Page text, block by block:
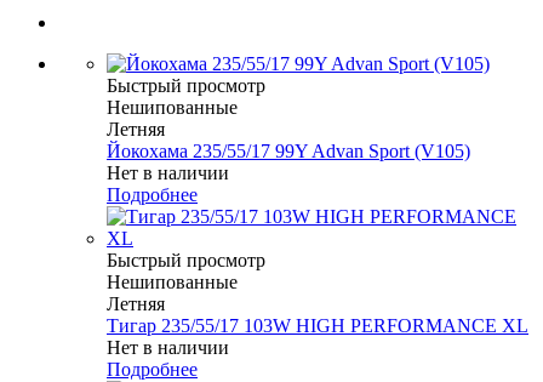
Быстрый просмотр
Нешипованные
Летняя
Йокохама 235/55/17 99Y Advan Sport (V105)
Нет в наличии
Подробнее
Быстрый просмотр
Нешипованные
Летняя
Тигар 235/55/17 103W HIGH PERFORMANCE XL
Нет в наличии
Подробнее